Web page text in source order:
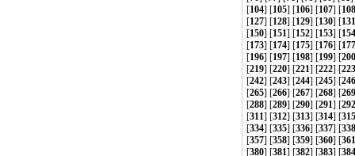
[104] [105] [106] [107] [108
[127] [128] [129] [130] [131
[150] [151] [152] [153] [154
[173] [174] [175] [176] [177
[196] [197] [198] [199] [200
[219] [220] [221] [222] [223
[242] [243] [244] [245] [246
[265] [266] [267] [268] [269
[288] [289] [290] [291] [292
[311] [312] [313] [314] [315
[334] [335] [336] [337] [338
[357] [358] [359] [360] [361
[380] [381] [382] [383] [384